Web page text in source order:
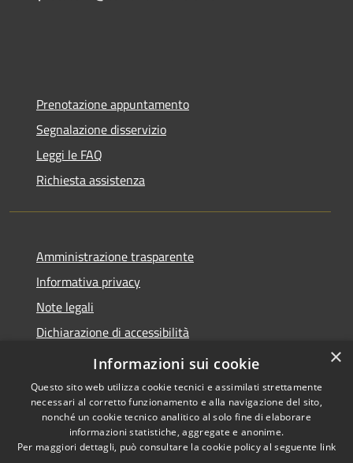
Prenotazione appuntamento
Segnalazione disservizio
Leggi le FAQ
Richiesta assistenza
Amministrazione trasparente
Informativa privacy
Note legali
Dichiarazione di accessibilità
Moduli Privacy Amministrazione trasparente
Accessibilità
Copyright © 2026 • Comune di
Limana • Powered by
×
Informazioni sui cookie
Questo sito web utilizza cookie tecnici e assimilati strettamente
necessari al corretto funzionamento e alla navigazione del sito,
nonché un cookie tecnico analitico al solo fine di elaborare
informazioni statistiche, aggregate e anonime.
Per maggiori dettagli, può consultare la cookie policy al seguente link